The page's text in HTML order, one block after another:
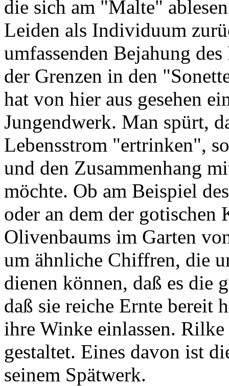
die sich am "Malte"
Leiden als Individuum
umfassenden Bejahung
der Grenzen in den
hat von hier aus gesehen
Jungendwerk. Man spürt,
Lebensstrom "ertrinken",
und den Zusammenhang
möchte. Ob am Beispiel
oder an dem der gotischen
Olivenbaums im Garten
um ähnliche Chiffren, die
dienen können, daß es
daß sie reiche Ernte bereit
ihre Winke einlassen.
gestaltet. Eines davon ist
seinem Spätwerk.